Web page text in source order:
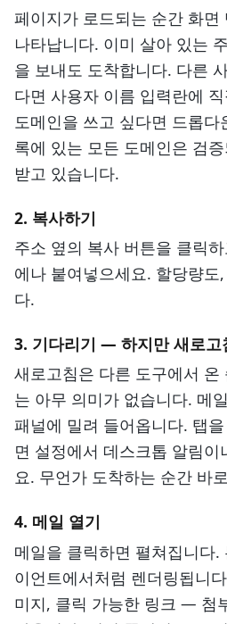
페이지가 로드되는 순간 화
나타납니다. 이미 살아 있는
을 보내도 도착합니다. 다른
다면 사용자 이름 입력란에
도메인을 쓰고 싶다면 드롭
록에 있는 모든 도메인은 검
받고 있습니다.
2. 복사하기
주소 옆의 복사 버튼을 클릭
에나 붙여넣으세요. 할당량도
다.
3. 기다리기 — 하지만 새로고
새로고침은 다른 도구에서 온
는 아무 의미가 없습니다. 메
패널에 밀려 들어옵니다. 탭
면 설정에서 데스크톱 알림
요. 무언가 도착하는 순간 바
4. 메일 열기
메일을 클릭하면 펼쳐집니다
이언트에서처럼 렌더링됩니
미지, 클릭 가능한 링크 — 첨